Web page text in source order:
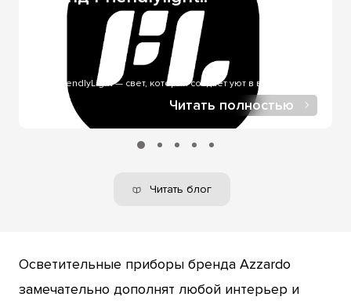
через службы доставки. Оплата онлайн через LiqPay -
при онлайн-покупке, в нашем интернет-магазине.
FriendlyLight — свет, который создает уют в вашем доме..
Читать полностью
Читать блог
Осветительные приборы бренда Azzardo
замечательно дополнят любой интерьер и